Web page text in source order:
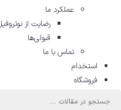
عملکرد ما
رضایت از نوتروفیل
قبولی‌ها
تماس با ما
استخدام
فروشگاه